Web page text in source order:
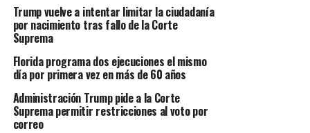
Trump vuelve a intentar limitar la ciudadanía
por nacimiento tras fallo de la Corte
Suprema
Florida programa dos ejecuciones el mismo
día por primera vez en más de 60 años
Administración Trump pide a la Corte
Suprema permitir restricciones al voto por
correo